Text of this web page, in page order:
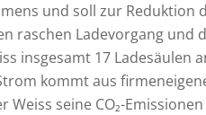
und soll zur Reduktion
raschen Ladevorgang und
insgesamt 17 Ladesäulen
kommt aus
seine CO₂-